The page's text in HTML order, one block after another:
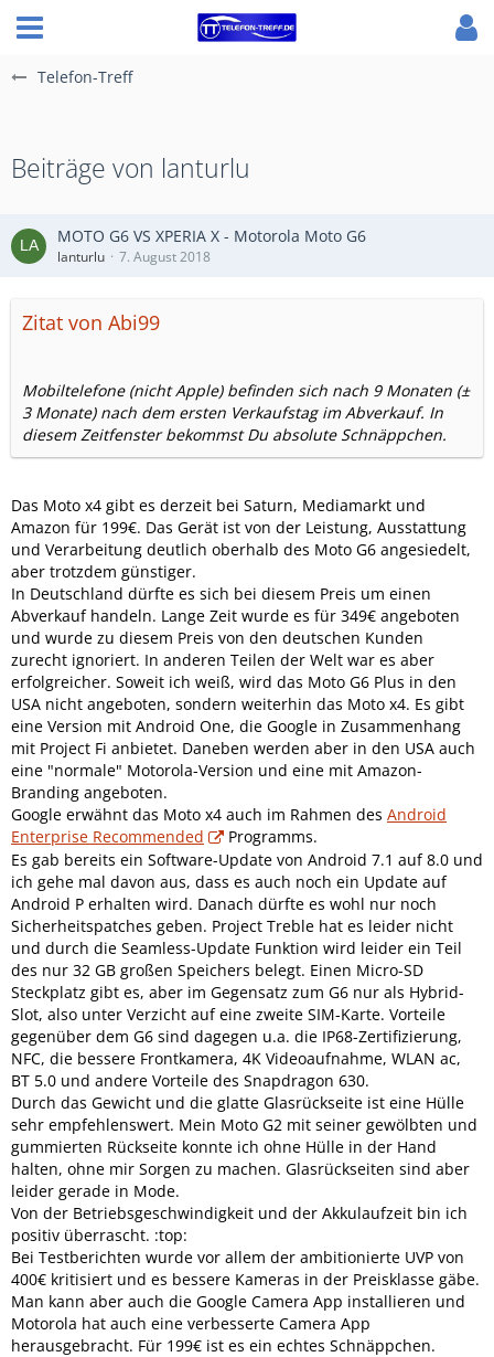
Telefon-Treff
Beiträge von lanturlu
MOTO G6 VS XPERIA X - Motorola Moto G6
lanturlu 7. August 2018
Zitat von Abi99
Mobiltelefone (nicht Apple) befinden sich nach 9 Monaten (±
3 Monate) nach dem ersten Verkaufstag im Abverkauf. In
diesem Zeitfenster bekommst Du absolute Schnäppchen.
Das Moto x4 gibt es derzeit bei Saturn, Mediamarkt und
Amazon für 199€. Das Gerät ist von der Leistung, Ausstattung
und Verarbeitung deutlich oberhalb des Moto G6 angesiedelt,
aber trotzdem günstiger.
In Deutschland dürfte es sich bei diesem Preis um einen
Abverkauf handeln. Lange Zeit wurde es für 349€ angeboten
und wurde zu diesem Preis von den deutschen Kunden
zurecht ignoriert. In anderen Teilen der Welt war es aber
erfolgreicher. Soweit ich weiß, wird das Moto G6 Plus in den
USA nicht angeboten, sondern weiterhin das Moto x4. Es gibt
eine Version mit Android One, die Google in Zusammenhang
mit Project Fi anbietet. Daneben werden aber in den USA auch
eine "normale" Motorola-Version und eine mit Amazon-
Branding angeboten.
Google erwähnt das Moto x4 auch im Rahmen des Android
Enterprise Recommended
Programms.
Es gab bereits ein Software-Update von Android 7.1 auf 8.0 und
ich gehe mal davon aus, dass es auch noch ein Update auf
Android P erhalten wird. Danach dürfte es wohl nur noch
Sicherheitspatches geben. Project Treble hat es leider nicht
und durch die Seamless-Update Funktion wird leider ein Teil
des nur 32 GB großen Speichers belegt. Einen Micro-SD
Steckplatz gibt es, aber im Gegensatz zum G6 nur als Hybrid-
Slot, also unter Verzicht auf eine zweite SIM-Karte. Vorteile
gegenüber dem G6 sind dagegen u.a. die IP68-Zertifizierung,
NFC, die bessere Frontkamera, 4K Videoaufnahme, WLAN ac,
BT 5.0 und andere Vorteile des Snapdragon 630.
Durch das Gewicht und die glatte Glasrückseite ist eine Hülle
sehr empfehlenswert. Mein Moto G2 mit seiner gewölbten und
gummierten Rückseite konnte ich ohne Hülle in der Hand
halten, ohne mir Sorgen zu machen. Glasrückseiten sind aber
leider gerade in Mode.
Von der Betriebsgeschwindigkeit und der Akkulaufzeit bin ich
positiv überrascht. :top:
Bei Testberichten wurde vor allem der ambitionierte UVP von
400€ kritisiert und es bessere Kameras in der Preisklasse gäbe.
Man kann aber auch die Google Camera App installieren und
Motorola hat auch eine verbesserte Camera App
herausgebracht. Für 199€ ist es ein echtes Schnäppchen.